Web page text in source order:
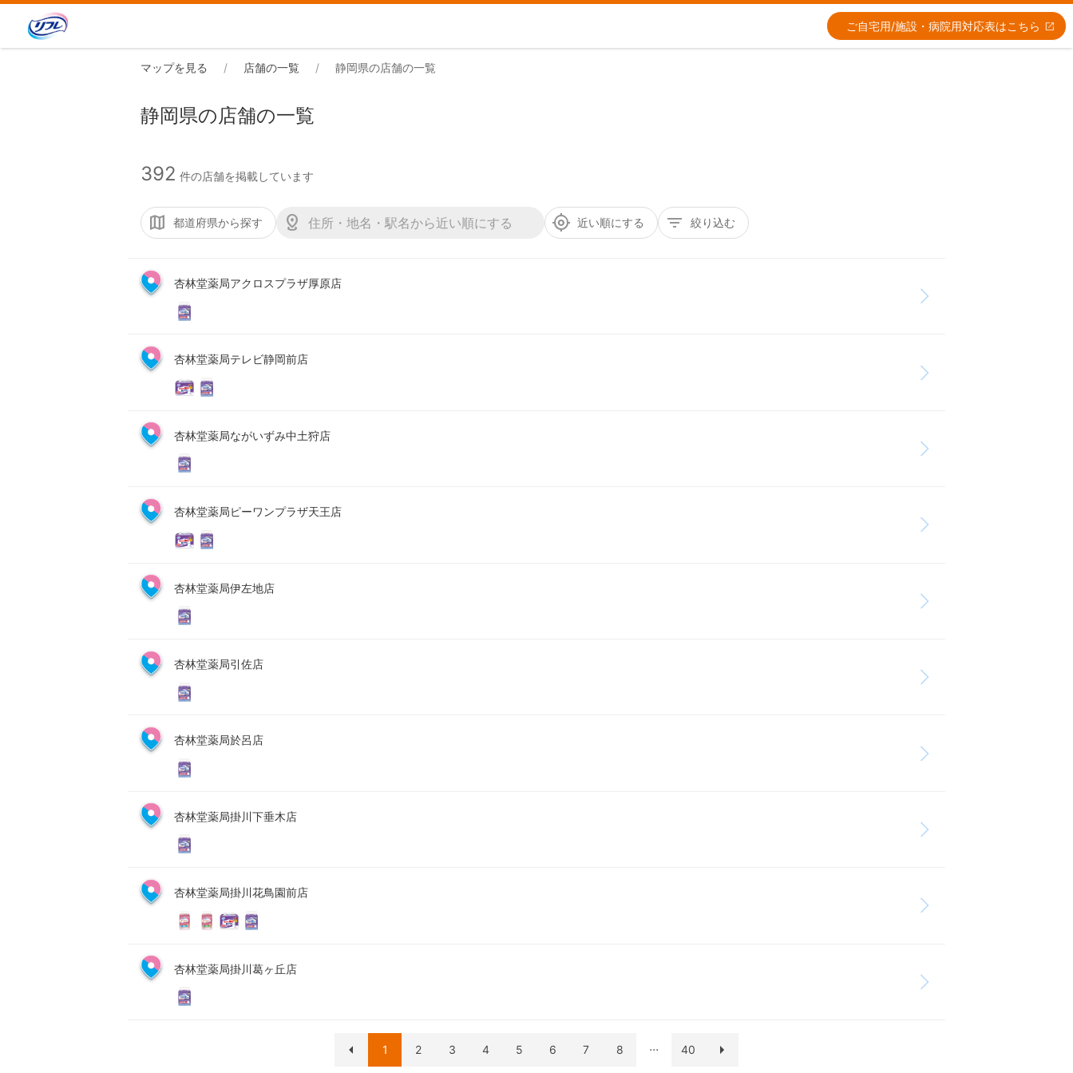
ご自宅用/施設・病院用対応表はこちら
マップを見る 店舗の一覧 静岡県の店舗の一覧
静岡県の店舗の一覧
392 件の店舗を掲載しています
都道府県から探す 近い順にする 絞り込む
杏林堂薬局アクロスプラザ厚原店
杏林堂薬局テレビ静岡前店
杏林堂薬局ながいずみ中土狩店
杏林堂薬局ピーワンプラザ天王店
杏林堂薬局伊左地店
杏林堂薬局引佐店
杏林堂薬局於呂店
杏林堂薬局掛川下垂木店
杏林堂薬局掛川花鳥園前店
杏林堂薬局掛川葛ヶ丘店
1 2 3 4 5 6 7 8 ... 40